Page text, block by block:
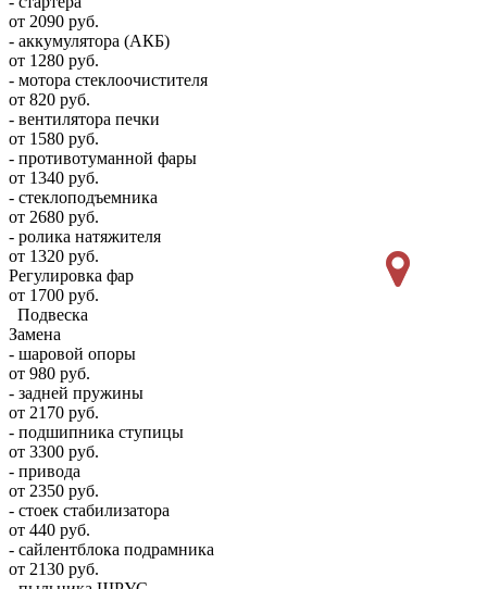
от 2090 руб.
- аккумулятора (АКБ)
от 1280 руб.
- мотора стеклоочистителя
от 820 руб.
- вентилятора печки
от 1580 руб.
- противотуманной фары
от 1340 руб.
- стеклоподъемника
от 2680 руб.
- ролика натяжителя
от 1320 руб.
Регулировка фар
от 1700 руб.
Подвеска
Замена
- шаровой опоры
от 980 руб.
- задней пружины
от 2170 руб.
- подшипника ступицы
от 3300 руб.
- привода
от 2350 руб.
- стоек стабилизатора
от 440 руб.
- сайлентблока подрамника
от 2130 руб.